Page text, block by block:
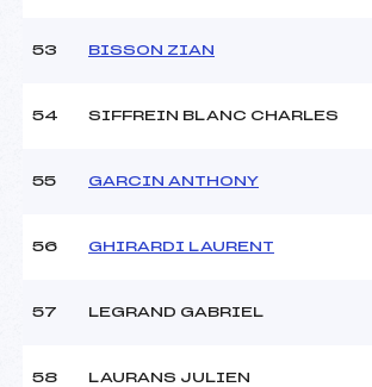
53 BISSON ZIAN
54 SIFFREIN BLANC CHARLES
55 GARCIN ANTHONY
56 GHIRARDI LAURENT
57 LEGRAND GABRIEL
58 LAURANS JULIEN